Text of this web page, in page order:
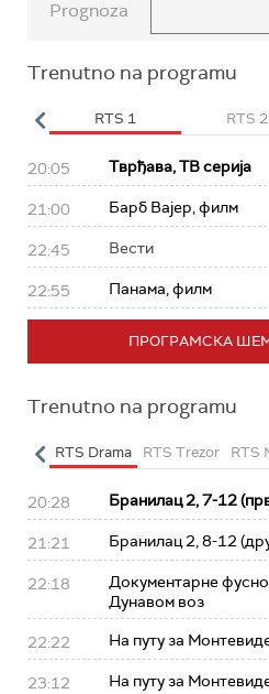
Prognoza
Trenutno na programu
RTS 1 RTS 2
20:05 Тврђава, ТВ серија
21:00 Барб Вајер, филм
22:45 Вести
22:55 Панама, филм
ПРОГРАМСКА
Trenutno na programu
RTS Drama RTS Trezor RTS
20:28 Бранилац 2, 7-12
21:21 Бранилац 2, 8-12
22:18
Документарне
Дунавом воз
22:22 На путу за
23:12 На путу за